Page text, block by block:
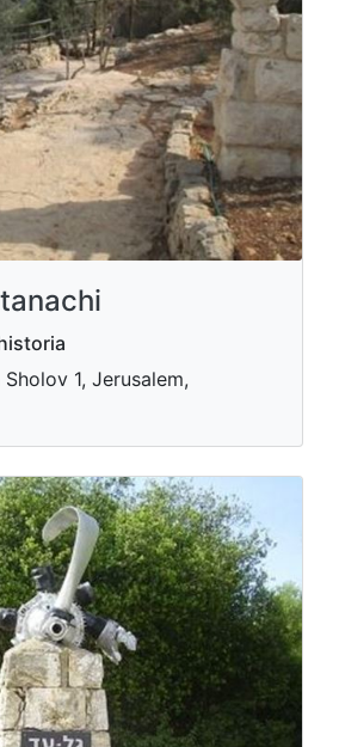
1, Jerusalem,